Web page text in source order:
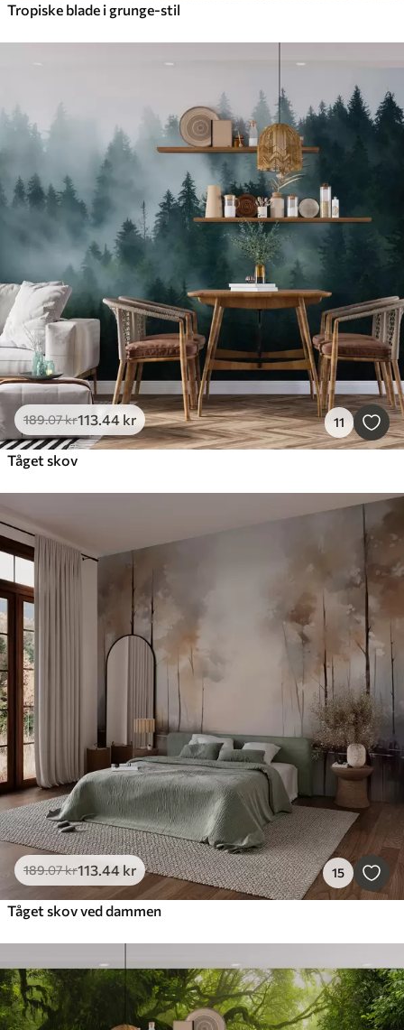
Tropiske blade i grunge-stil
189.07kr113.44 kr 11
Tåget skov
189.07kr113.44 kr 15
Tåget skov ved dammen